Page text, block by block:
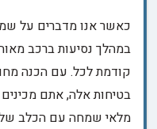
כאשר אנו מדברים על
במהלך נסיעות ברכב
קודמת לכל. עם הכנה
בטיחות אלה, אתם
מלאי שמחה עם הכלב